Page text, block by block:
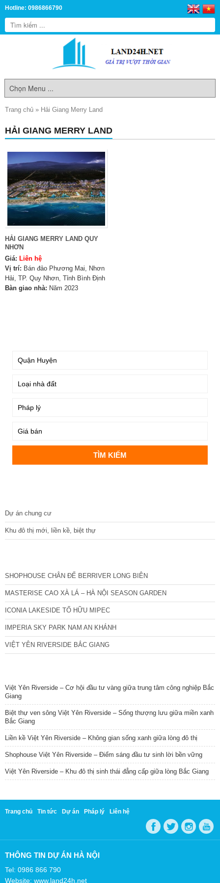
Hotline: 0986866790
Trang chủ » Hải Giang Merry Land
HẢI GIANG MERRY LAND
HẢI GIANG MERRY LAND QUY
NHƠN
Giá: Liên hệ
Vị trí: Bán đảo Phương Mai, Nhơn
Hải, TP. Quy Nhơn, Tỉnh Bình Định
Bàn giao nhà: Năm 2023
Dự án chung cư
Khu đô thị mới, liền kề, biệt thự
SHOPHOUSE CHÂN ĐẾ BERRIVER LONG BIÊN
MASTERISE CAO XÀ LÁ – HÀ NỘI SEASON GARDEN
ICONIA LAKESIDE TỐ HỮU MIPEC
IMPERIA SKY PARK NAM AN KHÁNH
VIỆT YÊN RIVERSIDE BẮC GIANG
Việt Yên Riverside – Cơ hội đầu tư vàng giữa trung tâm công nghiệp Bắc
Giang
Biệt thự ven sông Việt Yên Riverside – Sống thượng lưu giữa miền xanh
Bắc Giang
Liền kề Việt Yên Riverside – Không gian sống xanh giữa lòng đô thị
Shophouse Việt Yên Riverside – Điểm sáng đầu tư sinh lời bền vững
Việt Yên Riverside – Khu đô thị sinh thái đẳng cấp giữa lòng Bắc Giang
Trang chủ Tin tức Dự án Pháp lý Liên hệ
THÔNG TIN DỰ ÁN HÀ NỘI
Tel: 0986 866 790
Website: www.land24h.net